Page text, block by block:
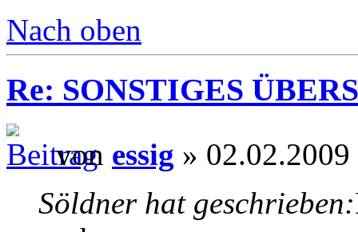
Nach oben
Re: SONSTIGES
von essig »
Söldner hat geschrieben: